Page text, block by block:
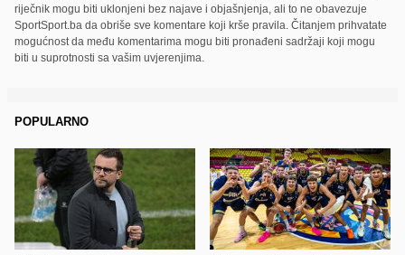
riječnik mogu biti uklonjeni bez najave i objašnjenja, ali to ne obavezuje
SportSport.ba da obriše sve komentare koji krše pravila. Čitanjem prihvatate
mogućnost da među komentarima mogu biti pronađeni sadržaji koji mogu
biti u suprotnosti sa vašim uvjerenjima.
POPULARNO